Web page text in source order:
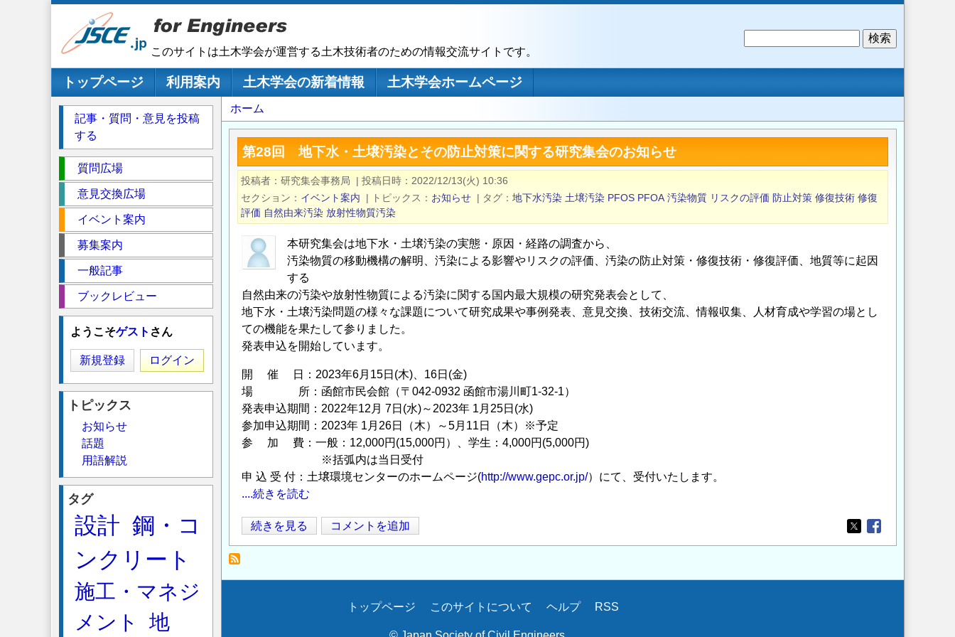
このサイトは土木学会が運営する土木技術者のための情報交流サイトです。
メインナビゲーション
トップページ 利用案内 土木学会の新着情報
土木学会ホームページ
パ
ン
く
ず
ホーム
第28回 地下水・土壌汚染とその防止対策に関する研究集会のお知らせ
投稿者 研究集会事務局 | 投稿日時
2022/12/13(火) 10:36
セクション
イベント案内 | トピックス お知らせ | タグ 地下水汚染 土壌汚染 PFOS PFOA 汚染物質 リスクの評価 防止対策 修復技術 修復
評価 自然由来汚染 放射性物質汚染
本研究集会は地下水・土壌汚染の実態・原因・経路の調査から、
汚染物質の移動機構の解明、汚染による影響やリスクの評価、汚染の防止対策・修復技術・修復評価、地質等に起因
する
自然由来の汚染や放射性物質による汚染に関する国内最大規模の研究発表会として、
地下水・土壌汚染問題の様々な課題について研究成果や事例発表、意見交換、技術交流、情報収集、人材育成や学習の場とし
ての機能を果たして参りました。
発表申込を開始しています。
開 催 日：2023年6月15日(木)、16日(金)
場 所：函館市民会館（〒042-0932 函館市湯川町1-32-1）
発表申込期間：2022年12月 7日(水)～2023年 1月25日(水)
参加申込期間：2023年 1月26日（木）～5月11日（木）※予定
参 加 費：一般：12,000円(15,000円）、学生：4,000円(5,000円)
※括弧内は当日受付
申 込 受 付：土壌環境センターのホームページ(http://www.gepc.or.jp/）にて、受付いたします。
....続きを読む
第
28
地
続きを見る コメントを追加
Opens in a new
Opens in a new
記事・質問・意見を投稿
する
ク
シ
質問広場
意見交換広場
イベント案内
募集案内
一般記事
ブックレビュー
ようこそゲスト さん
新規登録 ログイン
トピックス
お知らせ
話題
用語解説
タグ
設計 鋼・コ
ンクリート
施工・マネジ
メント
地
menu
トップページ このサイトについて ヘルプ RSS